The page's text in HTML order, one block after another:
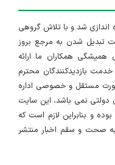
ایران استخدام در تاریخ ۱۳۹۱/۱/۱۰ راه اندازی شد و با تلاش گروهی
تبدیل شدن به مرجع بروز
همکاران ما ارائه
بازدیدکنندگان محترم
مستقل و خصوصی اداره
دولتی نمی باشد، این سایت
و بنابراین لازم است که
صحت و سقم اخبار منتشر